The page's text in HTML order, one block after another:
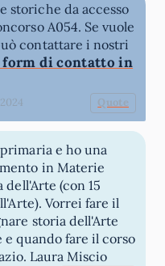
storiche da accesso
A054. Se vuole
contattare i nostri
di contatto in
Quote
e ho una
in Materie
(con 15
Vorrei fare il
storia dell'Arte
e quando fare il corso
Laura Miscio